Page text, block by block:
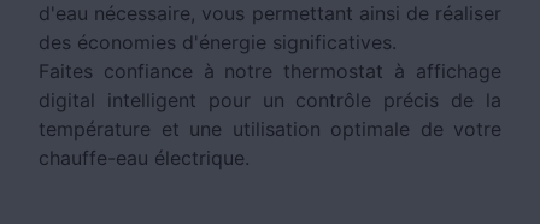
d'eau nécessaire, vous permettant ainsi de réaliser
des économies d'énergie significatives.
Faites confiance à notre thermostat à affichage
digital intelligent pour un contrôle précis de la
température et une utilisation optimale de votre
chauffe-eau électrique.